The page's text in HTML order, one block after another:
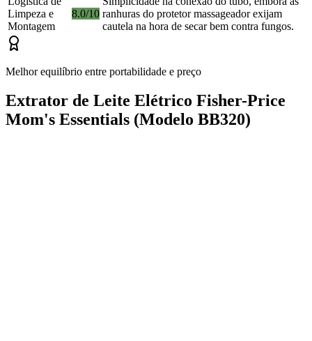
Limpeza e
Montagem
8.0/10 ranhuras do protetor massageador exijam
cautela na hora de secar bem contra fungos.
Melhor equilíbrio entre portabilidade e preço
Extrator de Leite Elétrico Fisher-Price
Mom's Essentials (Modelo BB320)